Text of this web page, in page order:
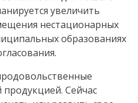
увеличить
нестационарных
образованиях
Сейчас